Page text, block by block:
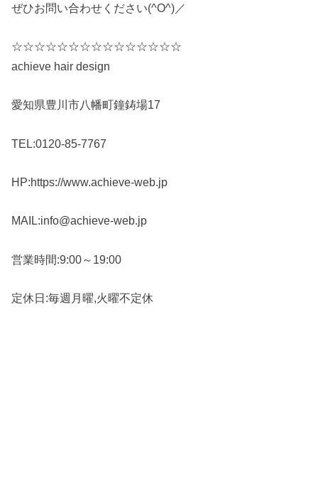
ぜひお問い合わせください(^O^)／
☆☆☆☆☆☆☆☆☆☆☆☆☆☆☆
achieve hair design
愛知県豊川市八幡町鐘鋳場17
TEL:0120-85-7767
HP:https://www.achieve-web.jp
MAIL:info@achieve-web.jp
営業時間:9:00～19:00
定休日:毎週月曜,火曜不定休